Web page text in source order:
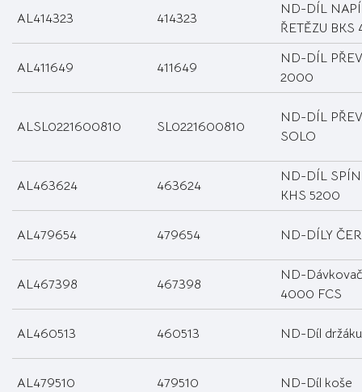
AL414323 414323
ND-DÍL
ŘETĚZU BKS
AL411649 411649
ND-DÍL
2000
ALSL0221600810 SL0221600810
ND-DÍL
SOLO
AL463624 463624
ND-DÍL
KHS 5200
AL479654 479654 ND-DÍLY
AL467398 467398
ND-
4000 FCS
AL460513 460513 ND-Díl držáku
AL479510 479510 ND-Díl koše